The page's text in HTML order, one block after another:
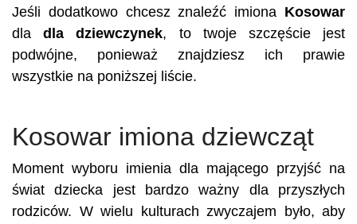
Jeśli dodatkowo chcesz znaleźć imiona Kosowar
dladla dziewczynek, to twoje szczęście jest
podwójne, ponieważ znajdziesz ich prawie
wszystkie na poniższej liście.
Kosowar imiona dziewcząt
Moment wyboru imienia dla mającego przyjść na
świat dziecka jest bardzo ważny dla przyszłych
rodziców. W wielu kulturach zwyczajem było, aby